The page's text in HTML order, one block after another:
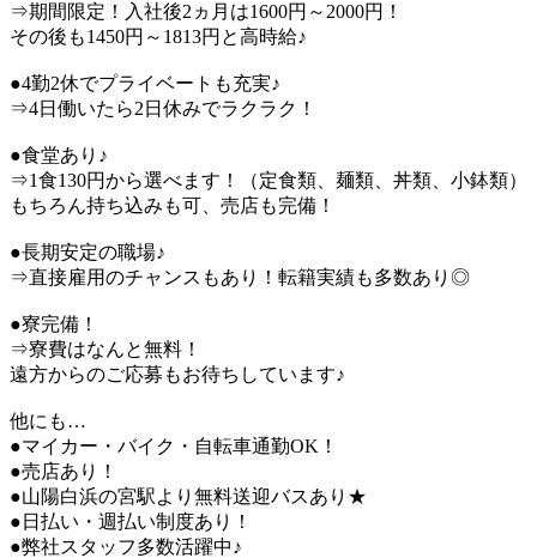
⇒期間限定！入社後2ヵ月は1600円～2000円！
その後も1450円～1813円と高時給♪
●4勤2休でプライベートも充実♪
⇒4日働いたら2日休みでラクラク！
●食堂あり♪
⇒1食130円から選べます！（定食類、麺類、丼類、小鉢類）
もちろん持ち込みも可、売店も完備！
●長期安定の職場♪
⇒直接雇用のチャンスもあり！転籍実績も多数あり◎
●寮完備！
⇒寮費はなんと無料！
遠方からのご応募もお待ちしています♪
他にも…
●マイカー・バイク・自転車通勤OK！
●売店あり！
●山陽白浜の宮駅より無料送迎バスあり★
●日払い・週払い制度あり！
●弊社スタッフ多数活躍中♪